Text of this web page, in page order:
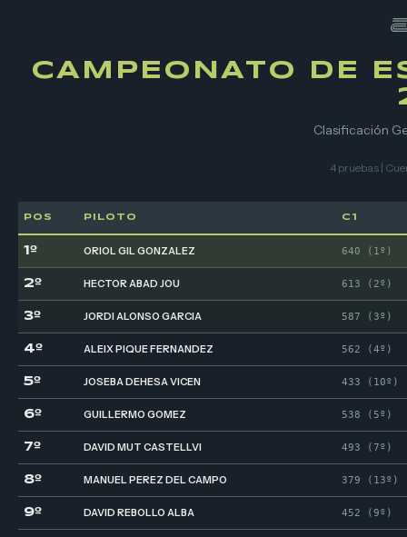
CAMPEONATO DE
Clasificación
4 pruebas |
POS PILOTO C1
1º ORIOL GIL GONZALEZ 640 (1º)
2º HECTOR ABAD JOU 613 (2º)
3º JORDI ALONSO GARCIA 587 (3º)
4º ALEIX PIQUE FERNANDEZ 562 (4º)
5º JOSEBA DEHESA VICEN 433 (10º)
6º GUILLERMO GOMEZ 538 (5º)
7º DAVID MUT CASTELLVI 493 (7º)
8º MANUEL PEREZ DEL CAMPO 379 (13º)
9º DAVID REBOLLO ALBA 452 (9º)